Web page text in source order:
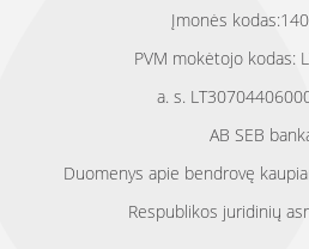
Įmonės
PVM mokėtojo kodas:
a. s.
AB SEB
Duomenys apie bendrovę
Respublikos juridinių